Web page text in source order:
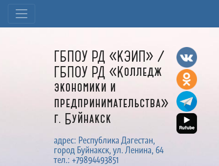
ГБПОУ РД «КЭИП» /
ГБПОУ РД «Колледж
экономики и
предпринимательства»
г. Буйнакск
адрес: Республика Дагестан,
город Буйнакск, ул. Ленина, 64
тел.: +79894493851